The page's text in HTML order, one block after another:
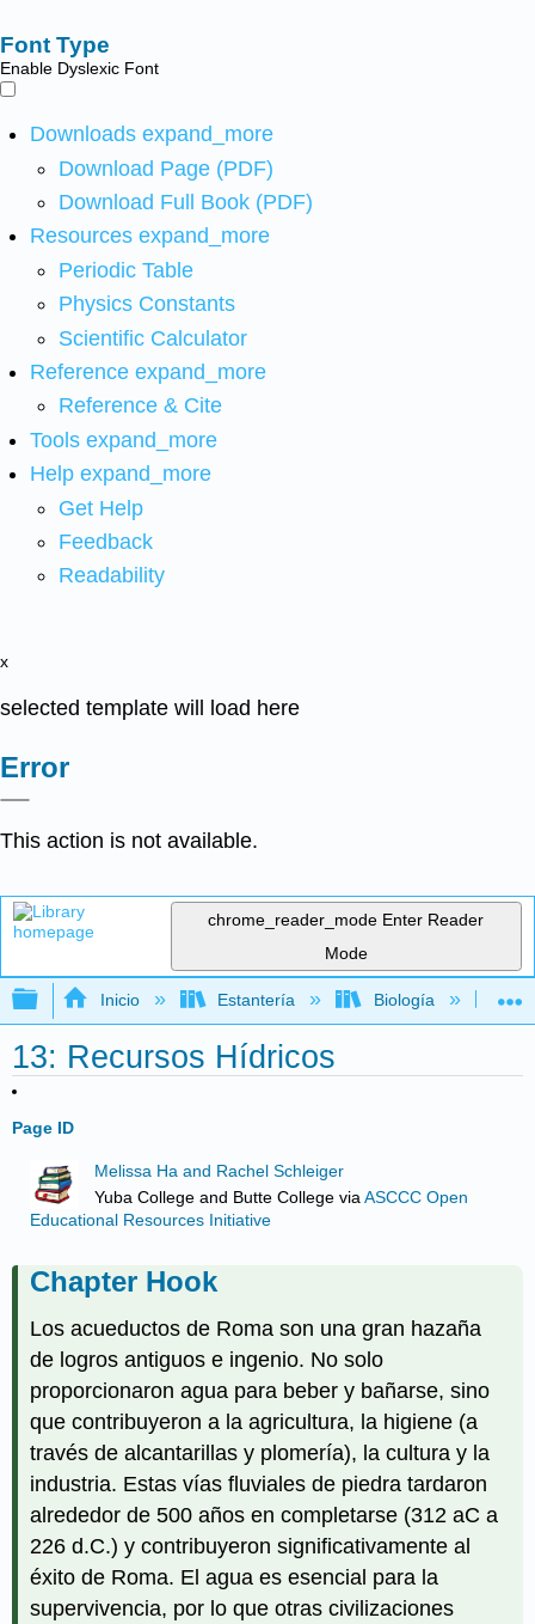
Font Type
Enable Dyslexic Font
Downloads expand_more
Download Page (PDF)
Download Full Book (PDF)
Resources expand_more
Periodic Table
Physics Constants
Scientific Calculator
Reference expand_more
Reference & Cite
Tools expand_more
Help expand_more
Get Help
Feedback
Readability
x
selected template will load here
Error
This action is not available.
chrome_reader_mode Enter Reader
Mode
Expandir/contraer jerarquía global
Inicio Estantería Biología
13: Recursos Hídricos
Page ID
Melissa Ha and Rachel Schleiger
Yuba College and Butte College viaASCCC Open
Educational Resources Initiative
Chapter Hook
Los acueductos de Roma son una gran hazaña
de logros antiguos e ingenio. No solo
proporcionaron agua para beber y bañarse, sino
que contribuyeron a la agricultura, la higiene (a
través de alcantarillas y plomería), la cultura y la
industria. Estas vías fluviales de piedra tardaron
alrededor de 500 años en completarse (312 aC a
226 d.C.) y contribuyeron significativamente al
éxito de Roma. El agua es esencial para la
supervivencia, por lo que otras civilizaciones